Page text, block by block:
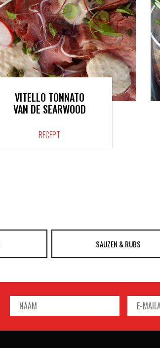
VITELLO TONNATO
VAN DE SEARWOOD
RECEPT
SAUZEN & RUBS